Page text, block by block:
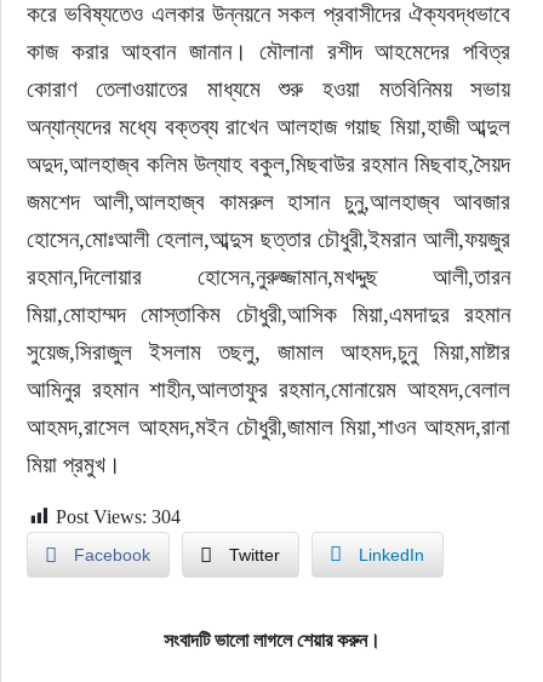
করে ভবিষ্যতেও এলকার উন্নয়নে সকল প্রবাসীদের ঐক্যবদ্ধভাবে
কাজ করার আহবান জানান। মৌলানা রশীদ আহমেদের পবিত্র
কোরাণ তেলাওয়াতের মাধ্যমে শুরু হওয়া মতবিনিময় সভায়
অন্যান্যদের মধ্যে বক্তব্য রাখেন আলহাজ গয়াছ মিয়া,হাজী আব্দুল
অদুদ,আলহাজ্ব কলিম উল্যাহ বকুল,মিছবাউর রহমান মিছবাহ,সৈয়দ
জমশেদ আলী,আলহাজ্ব কামরুল হাসান চুনু,আলহাজ্ব আবজার
হোসেন,মোঃআলী হেলাল,আব্দুস ছত্তার চৌধুরী,ইমরান আলী,ফয়জুর
রহমান,দিলোয়ার হোসেন,নুরুজ্জামান,মখদ্দুছ আলী,তারন
মিয়া,মোহাম্মদ মোস্তাকিম চৌধুরী,আসিক মিয়া,এমদাদুর রহমান
সুয়েজ,সিরাজুল ইসলাম তছলু, জামাল আহমদ,চুনু মিয়া,মাষ্টার
আমিনুর রহমান শাহীন,আলতাফুর রহমান,মোনায়েম আহমদ,বেলাল
আহমদ,রাসেল আহমদ,মইন চৌধুরী,জামাল মিয়া,শাওন আহমদ,রানা
মিয়া প্রমুখ।
Post Views: 304
Facebook Twitter LinkedIn
সংবাদটি ভালো লাগলে শেয়ার করুন।